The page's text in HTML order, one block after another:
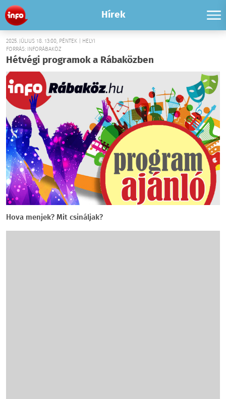
Hírek
2025. JÚLIUS 18. 13:00, PÉNTEK | HELYI
FORRÁS: INFORÁBAKÖZ
Hétvégi programok a Rábaközben
Hova menjek? Mit csináljak?